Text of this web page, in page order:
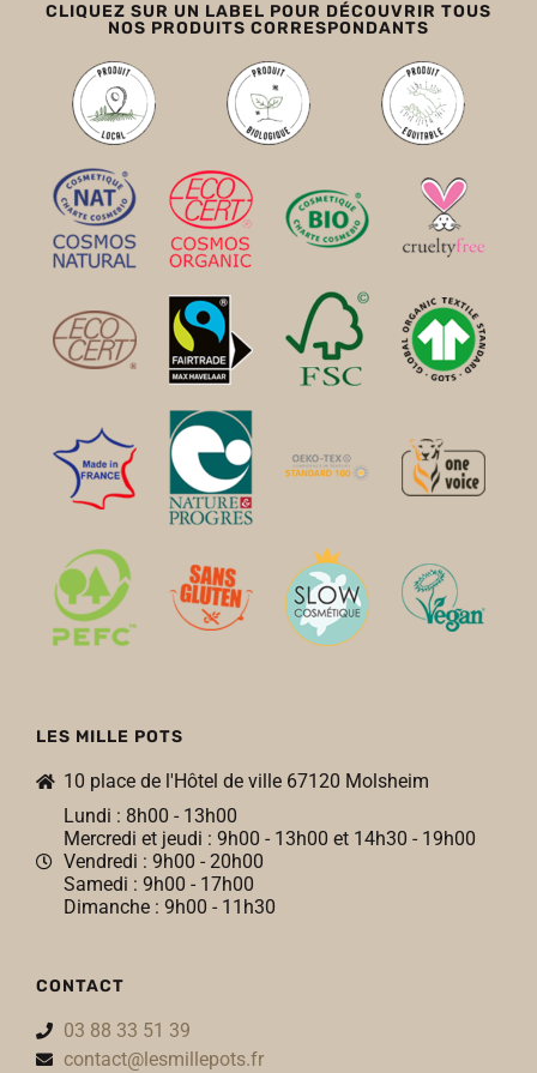
CLIQUEZ SUR UN LABEL POUR DÉCOUVRIR TOUS
NOS PRODUITS CORRESPONDANTS
LES MILLE POTS
10 place de l'Hôtel de ville 67120 Molsheim
Lundi : 8h00 - 13h00
Mercredi et jeudi : 9h00 - 13h00 et 14h30 - 19h00
Vendredi : 9h00 - 20h00
Samedi : 9h00 - 17h00
Dimanche : 9h00 - 11h30
CONTACT
03 88 33 51 39
contact@lesmillepots.fr